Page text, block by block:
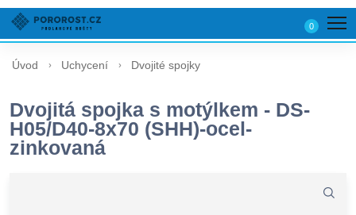
0
Úvod Uchycení Dvojité spojky
Dvojitá spojka s motýlkem - DS-
H05/D40-8x70 (SHH)-ocel-
zinkovaná